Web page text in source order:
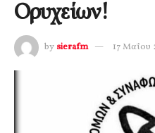
Ορυχείων!
by sierafm 17 Μαΐου